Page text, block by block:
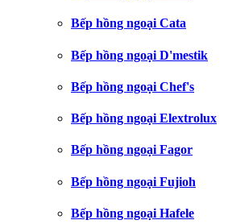
Bếp hồng ngoại Cata
Bếp hồng ngoại D'mestik
Bếp hồng ngoại Chef's
Bếp hồng ngoại Elextrolux
Bếp hồng ngoại Fagor
Bếp hồng ngoại Fujioh
Bếp hồng ngoại Hafele